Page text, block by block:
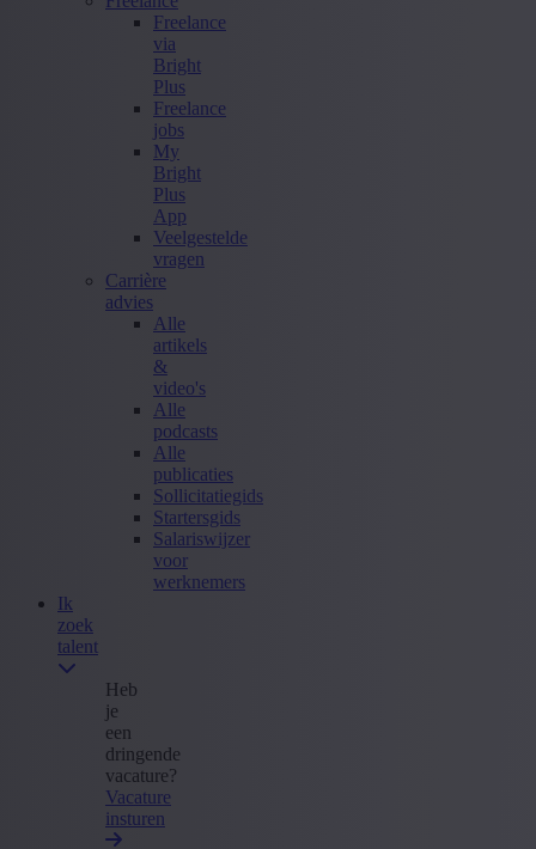
Freelance
via
Bright
Plus
Freelance
jobs
My
Bright
Plus
App
Veelgestelde
vragen
Carrière
advies
Alle
artikels
&
video's
Alle
podcasts
Alle
publicaties
Sollicitatiegids
Startersgids
Salariswijzer
voor
werknemers
Ik
zoek
talent
Heb
je
een
dringende
vacature?
Vacature
insturen